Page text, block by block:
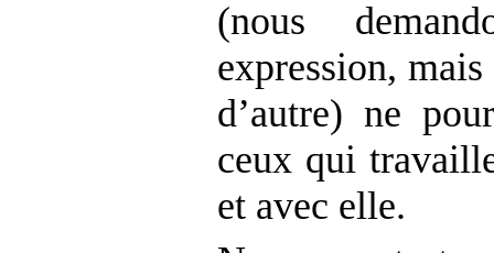
(nous
expression,
d’autre) ne
ceux qui
et avec elle.